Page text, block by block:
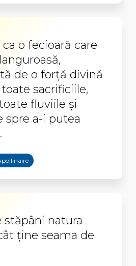
o fecioară care
de o forţă divină
sacrificiile,
fluviile şi
spre a-i putea
natura
ține seama de